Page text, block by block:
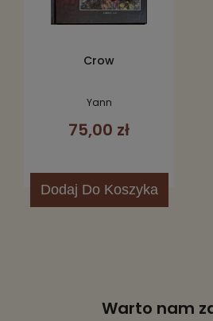
Crow
Yann
75,00 zł
Dodaj Do Koszyka
Warto nam